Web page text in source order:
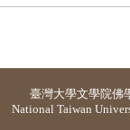
臺灣大學文學院佛
National Taiwan